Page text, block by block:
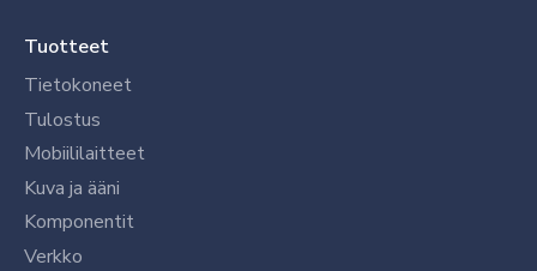
Tuotteet
Tietokoneet
Tulostus
Mobiililaitteet
Kuva ja ääni
Komponentit
Verkko